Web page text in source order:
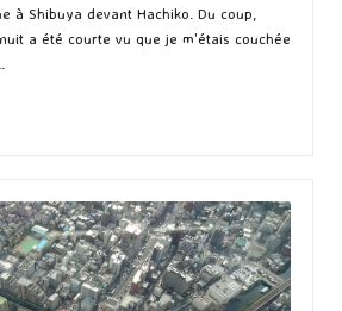
à Shibuya devant Hachiko. Du coup,
a été courte vu que je m'étais couchée